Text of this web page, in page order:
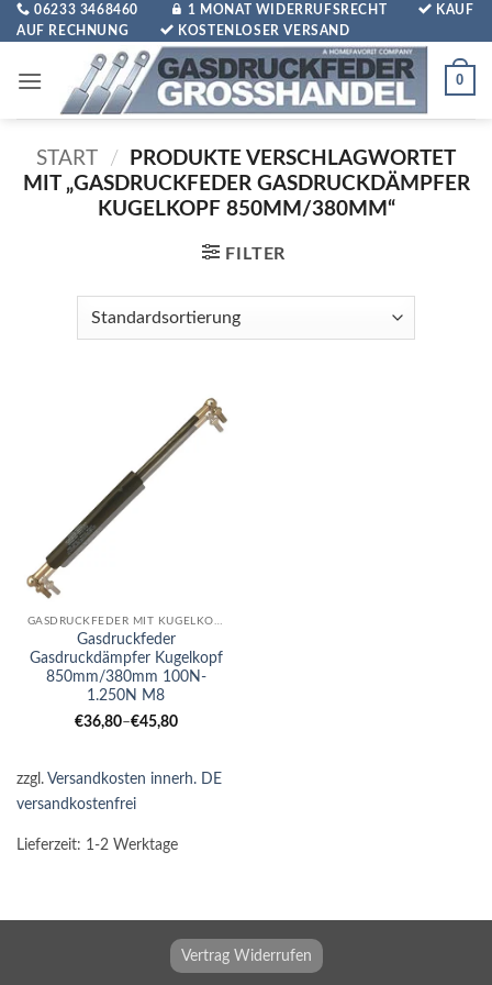
Zum
Inhalt
06233 3468460 1 MONAT WIDERRUFSRECHT
KAUF
AUF RECHNUNG
KOSTENLOSER VERSAND
0
START /
PRODUKTE VERSCHLAGWORTET
MIT „GASDRUCKFEDER GASDRUCKDÄMPFER
KUGELKOPF 850MM/380MM“
FILTER
GASDRUCKFEDER MIT KUGELKOPF
Gasdruckfeder
Gasdruckdämpfer Kugelkopf
850mm/380mm 100N-
1.250N M8
€36,80–€45,80
zzgl. Versandkosten innerh. DE
versandkostenfrei
Lieferzeit: 1-2 Werktage
Vertrag Widerrufen